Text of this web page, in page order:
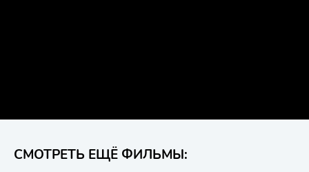
СМОТРЕТЬ ЕЩЁ ФИЛЬМЫ: